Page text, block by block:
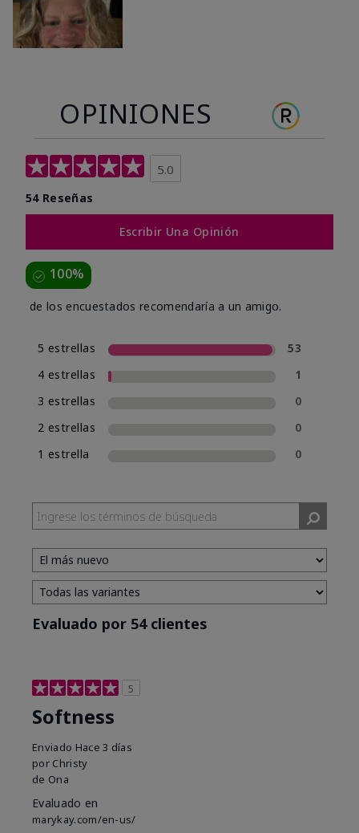
OPINIONES
5.0
54 Reseñas
Escribir Una Opinión
100%
de los encuestados recomendaría a un amigo.
5 estrellas
53
4 estrellas
1
3 estrellas
0
2 estrellas
0
1 estrella
0
Evaluado por 54 clientes
5
Softness
Enviado Hace 3 días
por Christy
de Ona
Evaluado en
marykay.com/en-us/